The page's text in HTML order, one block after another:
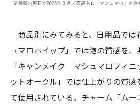
商品別にみてみると、日用品で
ュマロホイップ」では泡の質感を、
「キャンメイク マシュマロフィ
ットオークル」では仕上がりの質
て使用されている。チャーム「ム